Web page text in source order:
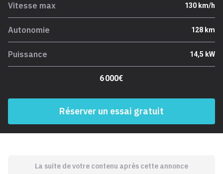
Vitesse max 130 km/h
Autonomie 128 km
Puissance 14,5 kW
6 000€
Réserver un essai gratuit
La suite de votre contenu après cette annonce